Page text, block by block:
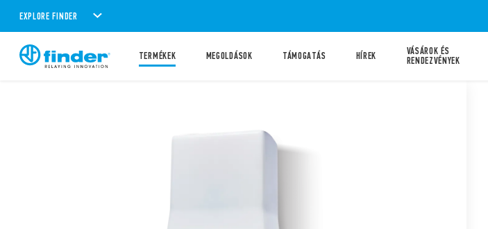
EXPLORE FINDER
TERMÉKEK MEGOLDÁSOK TÁMOGATÁS HÍREK
VÁSÁROK ÉS
RENDEZVÉNYEK